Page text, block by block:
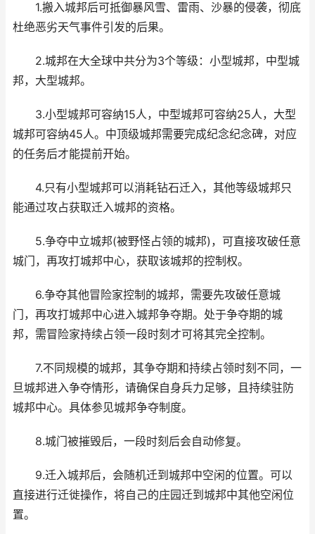
1.搬入城邦后可抵御暴风雪、雷雨、沙暴的侵袭，彻底
杜绝恶劣天气事件引发的后果。
2.城邦在大全球中共分为3个等级：小型城邦，中型城
邦，大型城邦。
3.小型城邦可容纳15人，中型城邦可容纳25人，大型
城邦可容纳45人。中顶级城邦需要完成纪念纪念碑，对应
的任务后才能提前开始。
4.只有小型城邦可以消耗钻石迁入，其他等级城邦只
能通过攻占获取迁入城邦的资格。
5.争夺中立城邦(被野怪占领的城邦)，可直接攻破任意
城门，再攻打城邦中心，获取该城邦的控制权。
6.争夺其他冒险家控制的城邦，需要先攻破任意城
门，再攻打城邦中心进入城邦争夺期。处于争夺期的城
邦，需冒险家持续占领一段时刻才可将其完全控制。
7.不同规模的城邦，其争夺期和持续占领时刻不同，一
旦城邦进入争夺情形，请确保自身兵力足够，且持续驻防
城邦中心。具体参见城邦争夺制度。
8.城门被摧毁后，一段时刻后会自动修复。
9.迁入城邦后，会随机迁到城邦中空闲的位置。可以
直接进行迁徙操作，将自己的庄园迁到城邦中其他空闲位
置。